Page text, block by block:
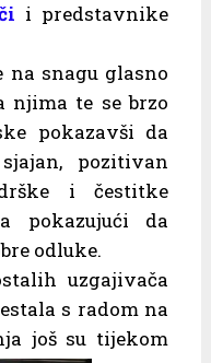
i predstavnike
na snagu glasno
njima te se brzo
pokazavši da
pozitivan
i čestitke
pokazujući da
odluke.
uzgajivača
s radom na
još su tijekom